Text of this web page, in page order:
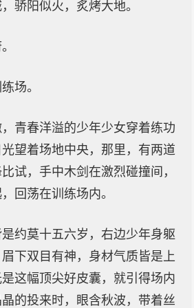
骄阳似火，炙烤大地。
场。
青春洋溢的少年少女穿着练功
望着场地中央，那里，有两道
试，手中木剑在激烈碰撞间，
回荡在训练场内。
约莫十五六岁，右边少年身躯
下双目有神，身材气质皆是上
这幅顶尖好皮囊，就引得场内
的投来时，眼含秋波，带着丝